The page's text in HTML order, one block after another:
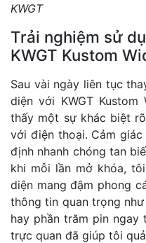
KWGT
Trải nghiệm sử
KWGT Kustom
Sau vài ngày liên tục
diện với KWGT
thấy một sự khác biệt
với điện thoại. Cảm giác
định nhanh chóng tan
khi mỗi lần mở khóa,
diện mang đậm phong
thông tin quan trọng
hay phần trăm pin ngay
trực quan đã giúp tôi